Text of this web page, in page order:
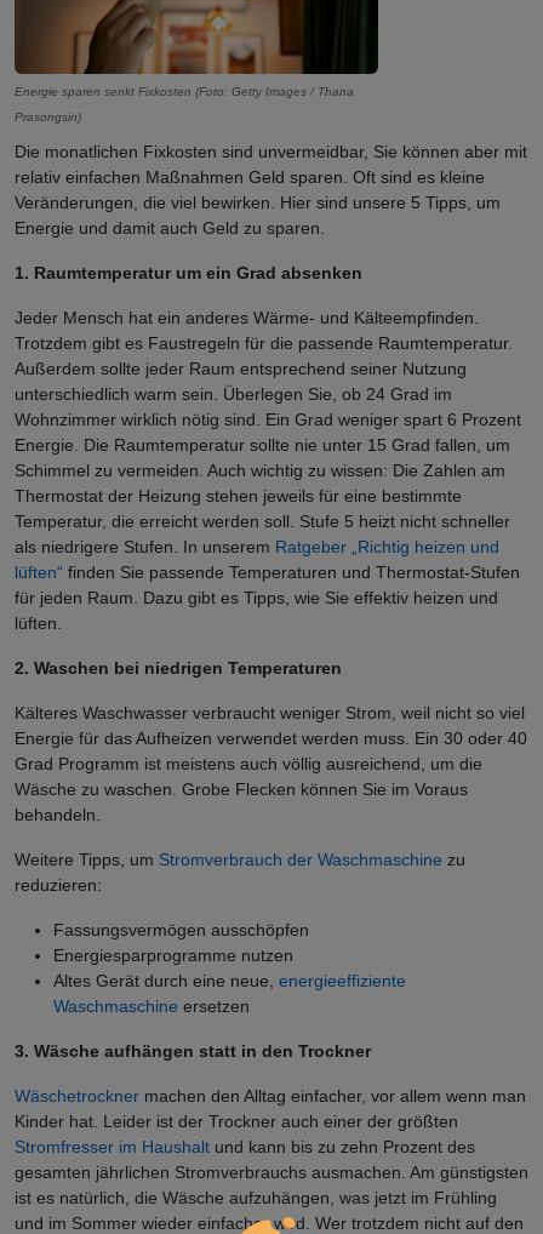
Energie sparen senkt Fixkosten (Foto: Getty Images / Thana
Prasongsin)
Die monatlichen Fixkosten sind unvermeidbar, Sie können aber mit
relativ einfachen Maßnahmen Geld sparen. Oft sind es kleine
Veränderungen, die viel bewirken. Hier sind unsere 5 Tipps, um
Energie und damit auch Geld zu sparen.
1. Raumtemperatur um ein Grad absenken
Jeder Mensch hat ein anderes Wärme- und Kälteempfinden.
Trotzdem gibt es Faustregeln für die passende Raumtemperatur.
Außerdem sollte jeder Raum entsprechend seiner Nutzung
unterschiedlich warm sein. Überlegen Sie, ob 24 Grad im
Wohnzimmer wirklich nötig sind. Ein Grad weniger spart 6 Prozent
Energie. Die Raumtemperatur sollte nie unter 15 Grad fallen, um
Schimmel zu vermeiden. Auch wichtig zu wissen: Die Zahlen am
Thermostat der Heizung stehen jeweils für eine bestimmte
Temperatur, die erreicht werden soll. Stufe 5 heizt nicht schneller
als niedrigere Stufen. In unserem Ratgeber „Richtig heizen und
lüften“ finden Sie passende Temperaturen und Thermostat-Stufen
für jeden Raum. Dazu gibt es Tipps, wie Sie effektiv heizen und
lüften.
2. Waschen bei niedrigen Temperaturen
Kälteres Waschwasser verbraucht weniger Strom, weil nicht so viel
Energie für das Aufheizen verwendet werden muss. Ein 30 oder 40
Grad Programm ist meistens auch völlig ausreichend, um die
Wäsche zu waschen. Grobe Flecken können Sie im Voraus
behandeln.
Weitere Tipps, um Stromverbrauch der Waschmaschine zu
reduzieren:
Fassungsvermögen ausschöpfen
Energiesparprogramme nutzen
Altes Gerät durch eine neue, energieeffiziente
Waschmaschine ersetzen
3. Wäsche aufhängen statt in den Trockner
Wäschetrockner machen den Alltag einfacher, vor allem wenn man
Kinder hat. Leider ist der Trockner auch einer der größten
Stromfresser im Haushalt und kann bis zu zehn Prozent des
gesamten jährlichen Stromverbrauchs ausmachen. Am günstigsten
ist es natürlich, die Wäsche aufzuhängen, was jetzt im Frühling
und im Sommer wieder einfacher wird. Wer trotzdem nicht auf den